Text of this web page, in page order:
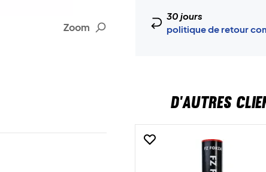
Zoom
30 jours
politique de retour
D'AUTRES